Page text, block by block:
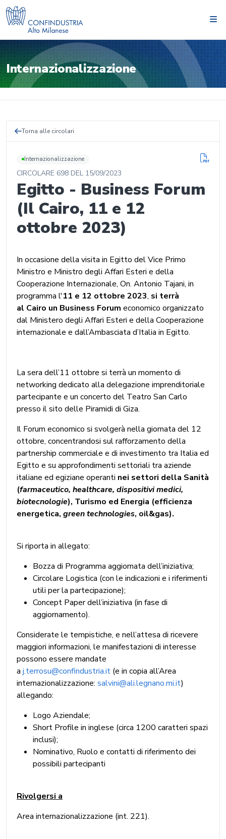
Internazionalizzazione
Torna alle circolari
Internazionalizzazione
CIRCOLARE 698 DEL 15/09/2023
Egitto - Business Forum
(Il Cairo, 11 e 12
ottobre 2023)
In occasione della visita in Egitto del Vice Primo
Ministro e Ministro degli Affari Esteri e della
Cooperazione Internazionale, On. Antonio Tajani, in
programma l'11 e 12 ottobre 2023, si terrà
al Cairo un Business Forum economico organizzato
dal Ministero degli Affari Esteri e della Cooperazione
internazionale e dall’Ambasciata d’Italia in Egitto.
La sera dell’11 ottobre si terrà un momento di
networking dedicato alla delegazione imprenditoriale
partecipante e un concerto del Teatro San Carlo
presso il sito delle Piramidi di Giza.
Il Forum economico si svolgerà nella giornata del 12
ottobre, concentrandosi sul rafforzamento della
partnership commerciale e di investimento tra Italia ed
Egitto e su approfondimenti settoriali tra aziende
italiane ed egiziane operanti nei settori della Sanità
(farmaceutico, healthcare, dispositivi medici,
biotecnologie), Turismo ed Energia (efficienza
energetica, green technologies, oil&gas).
Si riporta in allegato:
Bozza di Programma aggiornata dell’iniziativa;
Circolare Logistica (con le indicazioni e i riferimenti
utili per la partecipazione);
Concept Paper dell’iniziativa (in fase di
aggiornamento).
Considerate le tempistiche, e nell’attesa di ricevere
maggiori informazioni, le manifestazioni di interesse
possono essere mandate
a j.terrosu@confindustria.it (e in copia all’Area
internazionalizzazione: salvini@ali.legnano.mi.it)
allegando:
Logo Aziendale;
Short Profile in inglese (circa 1200 caratteri spazi
inclusi);
Nominativo, Ruolo e contatti di riferimento dei
possibili partecipanti
Rivolgersi a
Area internazionalizzazione (int. 221).